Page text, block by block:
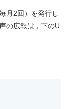
月2回）を発行し
の広報は，下のU